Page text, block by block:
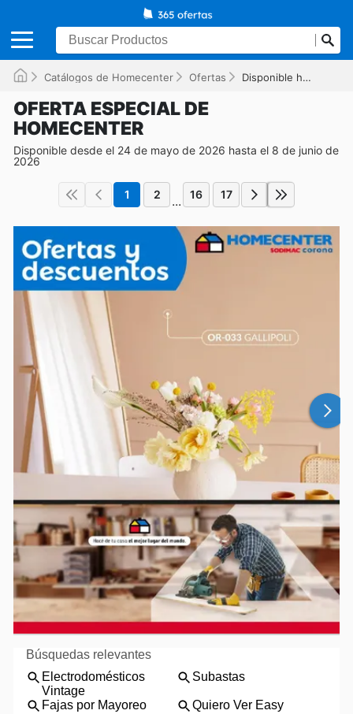
Catálogos de Homecenter Ofertas Disponible hasta el 08/06/2026
OFERTA ESPECIAL DE
HOMECENTER
Disponible desde el 24 de mayo de 2026 hasta el 8 de junio de
2026
1 2 ... 16 17